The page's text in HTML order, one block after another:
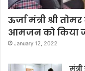
ऊर्जा मंत्री श्री
आमजन को किया
January 12, 2022